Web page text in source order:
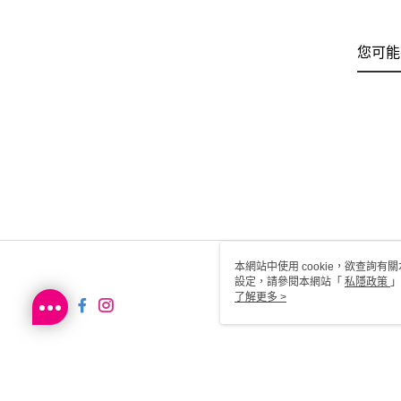
您可
本網站中使用 cookie，欲查詢有
設定，請參閱本網站「 私隱政策
用 cookie。
了解更多 >